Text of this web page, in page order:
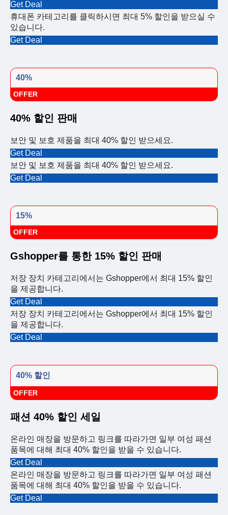
Get Deal
휴대폰 카테고리를 클릭하시면 최대 5% 할인을 받으실 수
있습니다.
Get Deal
40%
OFFER
40% 할인 판매
보안 및 보호 제품을 최대 40% 할인 받으세요.
Get Deal
보안 및 보호 제품을 최대 40% 할인 받으세요.
Get Deal
15%
OFFER
Gshopper를 통한 15% 할인 판매
저장 장치 카테고리에서는 Gshopper에서 최대 15% 할인
을 제공합니다.
Get Deal
저장 장치 카테고리에서는 Gshopper에서 최대 15% 할인
을 제공합니다.
Get Deal
40% 할인
OFFER
패션 40% 할인 세일
온라인 매장을 방문하고 링크를 따라가면 일부 여성 패션
품목에 대해 최대 40% 할인을 받을 수 있습니다.
Get Deal
온라인 매장을 방문하고 링크를 따라가면 일부 여성 패션
품목에 대해 최대 40% 할인을 받을 수 있습니다.
Get Deal